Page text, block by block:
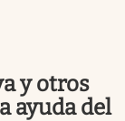
y otros
ayuda del